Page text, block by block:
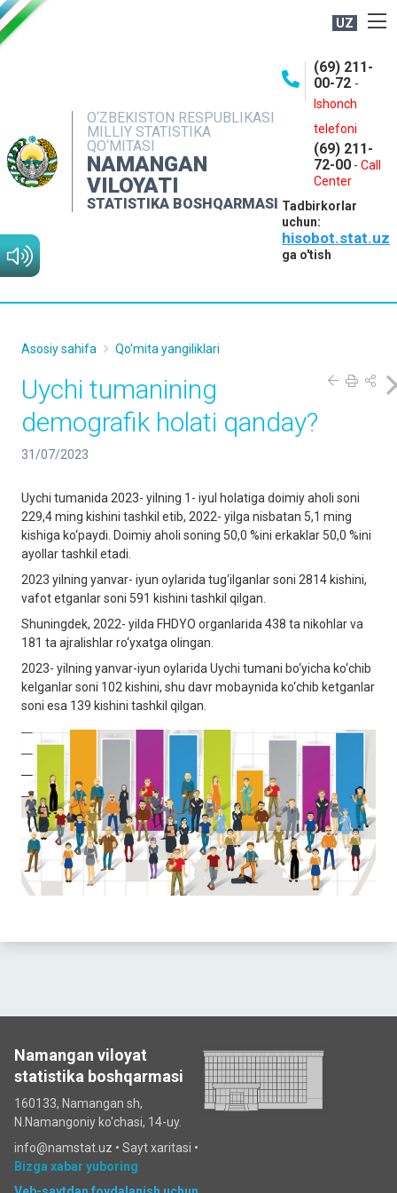
UZ
O‘ZBEKISTON RESPUBLIKASI
MILLIY STATISTIKA
QO‘MITASI
NAMANGAN
VILOYATI
STATISTIKA BOSHQARMASI
(69) 211-
00-72 -
Ishonch
telefoni
(69) 211-
72-00 - Call
Center
Tadbirkorlar
uchun:
hisobot.stat.uz
ga o'tish
NASHRLAR
INTERAKTIV XIZMATLAR
MATBUOT XIZMATI
MUROJAATLAR
Asosiy sahifa Qo'mita yangiliklari
Uychi tumanining
demografik holati qanday?
31/07/2023
Uychi tumanida 2023- yilning 1- iyul holatiga doimiy aholi soni
229,4 ming kishini tashkil etib, 2022- yilga nisbatan 5,1 ming
kishiga ko‘paydi. Doimiy aholi soning 50,0 %ini erkaklar 50,0 %ini
ayollar tashkil etadi.
2023 yilning yanvar- iyun oylarida tug‘ilganlar soni 2814 kishini,
vafot etganlar soni 591 kishini tashkil qilgan.
Shuningdek, 2022- yilda FHDYO organlarida 438 ta nikohlar va
181 ta ajralishlar ro‘yxatga olingan.
2023- yilning yanvar-iyun oylarida Uychi tumani bo‘yicha ko‘chib
kelganlar soni 102 kishini, shu davr mobaynida ko‘chib ketganlar
soni esa 139 kishini tashkil qilgan.
Namangan viloyat
statistika boshqarmasi
160133, Namangan sh,
N.Namangoniy ko'chasi, 14-uy.
info@namstat.uz • Sayt xaritasi •
Bizga xabar yuboring